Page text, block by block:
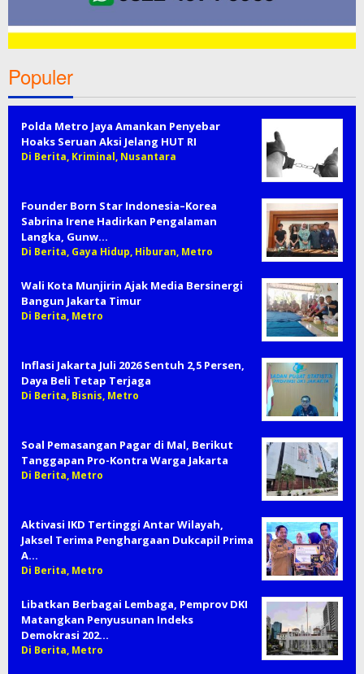
Populer
Polda Metro Jaya Amankan Penyebar
Hoaks Seruan Aksi Jelang HUT RI
Di Berita, Kriminal, Nusantara
Founder Born Star Indonesia–Korea
Sabrina Irene Hadirkan Pengalaman
Langka, Gunw…
Di Berita, Gaya Hidup, Hiburan, Metro
Wali Kota Munjirin Ajak Media Bersinergi
Bangun Jakarta Timur
Di Berita, Metro
Inflasi Jakarta Juli 2026 Sentuh 2,5 Persen,
Daya Beli Tetap Terjaga
Di Berita, Bisnis, Metro
Soal Pemasangan Pagar di Mal, Berikut
Tanggapan Pro-Kontra Warga Jakarta
Di Berita, Metro
Aktivasi IKD Tertinggi Antar Wilayah,
Jaksel Terima Penghargaan Dukcapil Prima
A…
Di Berita, Metro
Libatkan Berbagai Lembaga, Pemprov DKI
Matangkan Penyusunan Indeks
Demokrasi 202…
Di Berita, Metro